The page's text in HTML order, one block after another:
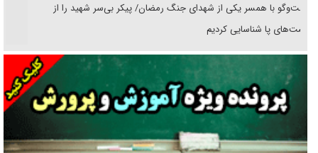
گفت‌وگو با همسر یکی از شهدای جنگ رمضان/ پیکر بی‌سر شهید را از
انگشت‌های پا شناسایی کردیم
نسلی که آنلاین الگو می‌گیرد
گفت‌وگو با آیت‌الله جاودان/ جفای مخالفان مکانت معنوی رهبر شهید را
ارتقا می‌داد
راننده مست به قانون می‌خندد